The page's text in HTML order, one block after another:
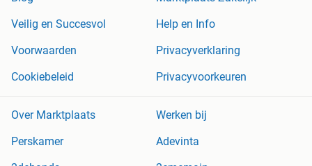
Veilig en Succesvol
Help en Info
Voorwaarden
Privacyverklaring
Cookiebeleid
Privacyvoorkeuren
Over Marktplaats
Werken bij
Perskamer
Adevinta